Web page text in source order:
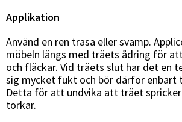
Applikation
Använd en ren trasa eller svamp.
möbeln längs med träets ådring för
och fläckar. Vid träets slut har det en
sig mycket fukt och bör därför enbart
Detta för att undvika att träet
torkar.